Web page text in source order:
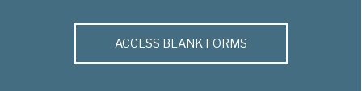
ACCESS BLANK FORMS